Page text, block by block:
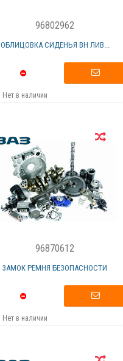
96802962
ОБЛИЦОВКА СИДЕНЬЯ ВН ЛИВ...
Нет в наличии
96870612
3АМОК РЕМНЯ БЕЗОПАСНОСТИ
Нет в наличии